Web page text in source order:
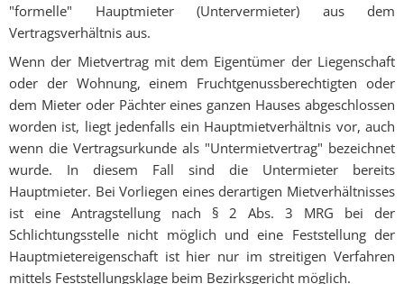
"formelle" Hauptmieter (Untervermieter) aus dem
Vertragsverhältnis aus.
Wenn der Mietvertrag mit dem Eigentümer der Liegenschaft
oder der Wohnung, einem Fruchtgenussberechtigten oder
dem Mieter oder Pächter eines ganzen Hauses abgeschlossen
worden ist, liegt jedenfalls ein Hauptmietverhältnis vor, auch
wenn die Vertragsurkunde als "Untermietvertrag" bezeichnet
wurde. In diesem Fall sind die Untermieter bereits
Hauptmieter. Bei Vorliegen eines derartigen Mietverhältnisses
ist eine Antragstellung nach § 2 Abs. 3 MRG bei der
Schlichtungsstelle nicht möglich und eine Feststellung der
Hauptmietereigenschaft ist hier nur im streitigen Verfahren
mittels Feststellungsklage beim Bezirksgericht möglich.